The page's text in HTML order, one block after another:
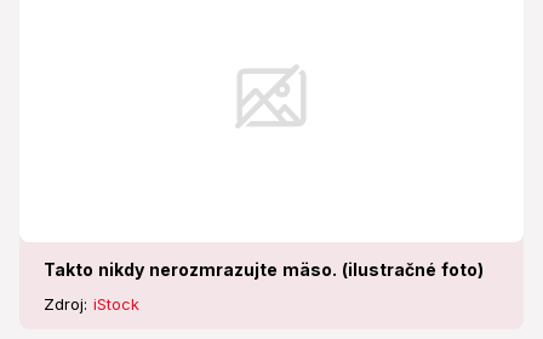
Takto nikdy nerozmrazujte mäso. (ilustračné foto)
Zdroj: iStock